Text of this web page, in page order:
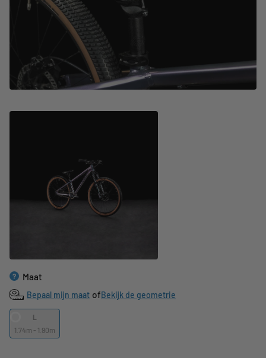
Maat
?
Bepaal mijn maat ofBekijk de geometrie
L
1.74m - 1.90m